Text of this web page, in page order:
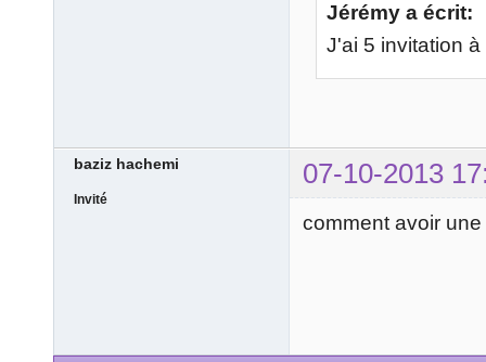
Jérémy a écrit:
J'ai 5 invitation
baziz hachemi 07-10-2013
Invité
comment avoir